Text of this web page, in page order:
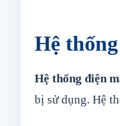
Hệ
Hệ thống điện
bị sử dụng. Hệ